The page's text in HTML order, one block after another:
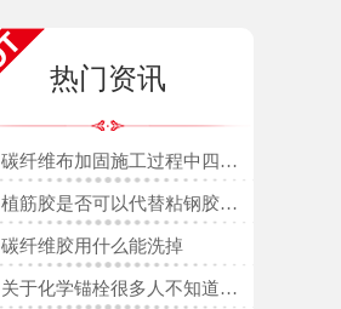
热门资讯
碳纤维布加固施工过程中四个
细节的详细说明
植筋胶是否可以代替粘钢胶使
用？
碳纤维胶用什么能洗掉
关于化学锚栓很多人不知道的